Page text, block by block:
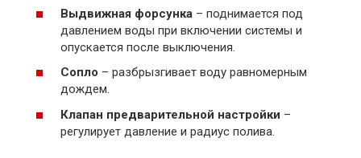
Выдвижная форсунка – поднимается под
давлением воды при включении системы и
опускается после выключения.
Сопло – разбрызгивает воду равномерным
дождем.
Клапан предварительной настройки –
регулирует давление и радиус полива.